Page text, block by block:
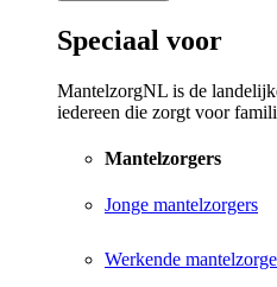
Speciaal voor
MantelzorgNL is de
iedereen die zorgt voor
Mantelzorgers
Jonge mantelzorgers
Werkende